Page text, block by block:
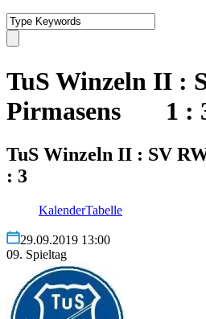
TuS Winzeln II :
Pirmasens 1 :
TuS Winzeln II : SV
: 3
KalenderTabelle
29.09.2019 13:00
09. Spieltag